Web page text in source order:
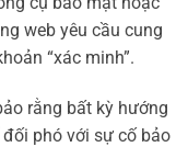
web yêu cầu cung
“xác minh”.
rằng bất kỳ hướng
phó với sự cố bảo